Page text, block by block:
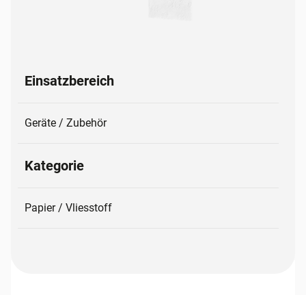
Einsatzbereich
Geräte / Zubehör
Kategorie
Papier / Vliesstoff